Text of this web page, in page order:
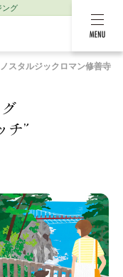
MENU
ング
ノスタルジックロマン修善寺
チ”